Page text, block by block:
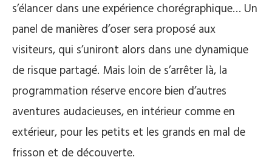
s’élancer dans une expérience chorégraphique… Un
panel de manières d’oser sera proposé aux
visiteurs, qui s’uniront alors dans une dynamique
de risque partagé. Mais loin de s’arrêter là, la
programmation réserve encore bien d’autres
aventures audacieuses, en intérieur comme en
extérieur, pour les petits et les grands en mal de
frisson et de découverte.